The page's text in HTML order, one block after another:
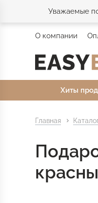
Уважаемые
О компании
Хиты
Главная